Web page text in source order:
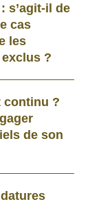
s’agit-il de
cas
les
?
continu ?
de son